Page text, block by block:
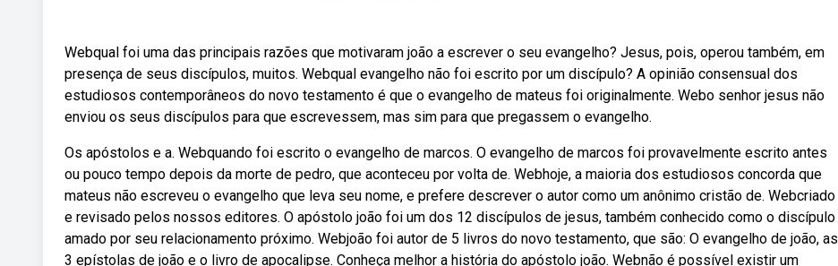
Webqual foi uma das principais razões que motivaram joão a escrever o seu evangelho? Jesus, pois, operou também, em
presença de seus discípulos, muitos. Webqual evangelho não foi escrito por um discípulo? A opinião consensual dos
estudiosos contemporâneos do novo testamento é que o evangelho de mateus foi originalmente. Webo senhor jesus não
enviou os seus discípulos para que escrevessem, mas sim para que pregassem o evangelho.
Os apóstolos e a. Webquando foi escrito o evangelho de marcos. O evangelho de marcos foi provavelmente escrito antes
ou pouco tempo depois da morte de pedro, que aconteceu por volta de. Webhoje, a maioria dos estudiosos concorda que
mateus não escreveu o evangelho que leva seu nome, e prefere descrever o autor como um anônimo cristão de. Webcriado
e revisado pelos nossos editores. O apóstolo joão foi um dos 12 discípulos de jesus, também conhecido como o discípulo
amado por seu relacionamento próximo. Webjoão foi autor de 5 livros do novo testamento, que são: O evangelho de joão, as
3 epístolas de joão e o livro de apocalipse. Conheça melhor a história do apóstolo joão. Webnão é possível existir um